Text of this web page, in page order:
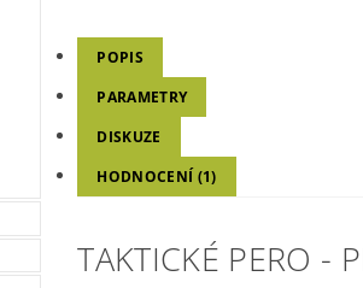
POPIS
PARAMETRY
DISKUZE
HODNOCENÍ (1)
TAKTICKÉ PERO -